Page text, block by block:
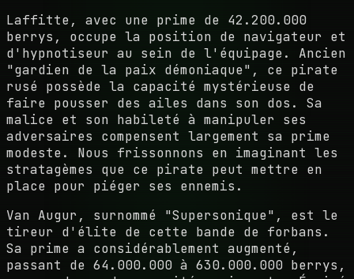
Laffitte, avec une prime de 42.200.000
berrys, occupe la position de navigateur et
d'hypnotiseur au sein de l'équipage. Ancien
"gardien de la paix démoniaque", ce pirate
rusé possède la capacité mystérieuse de
faire pousser des ailes dans son dos. Sa
malice et son habileté à manipuler ses
adversaires compensent largement sa prime
modeste. Nous frissonnons en imaginant les
stratagèmes que ce pirate peut mettre en
place pour piéger ses ennemis.
Van Augur, surnommé "Supersonique", est le
tireur d'élite de cette bande de forbans.
Sa prime a considérablement augmenté,
passant de 64.000.000 à 630.000.000 berrys,